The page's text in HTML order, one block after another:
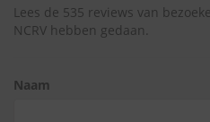
Lees de 535 reviews van
NCRV hebben gedaan.
Naam